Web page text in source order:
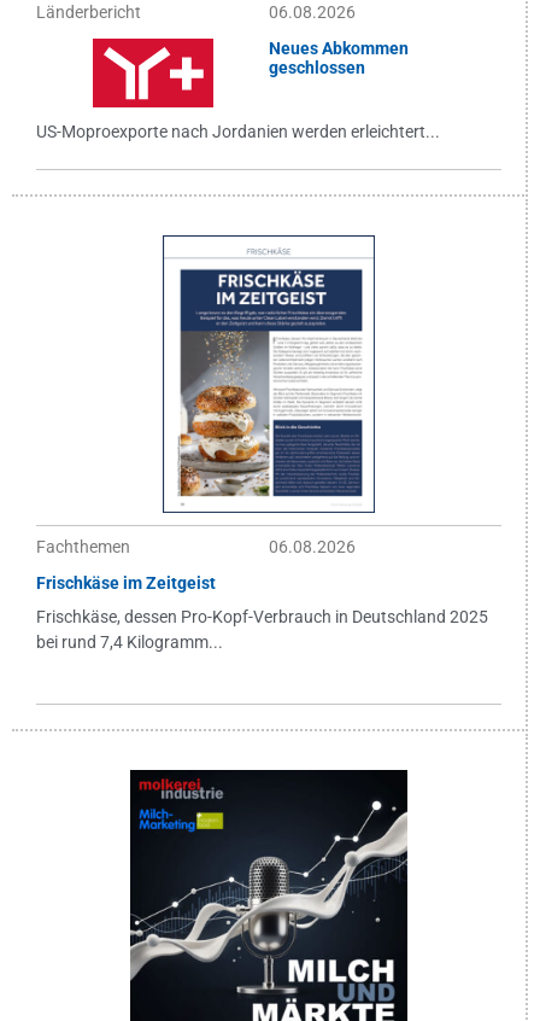
Länderbericht
06.08.2026
Neues Abkommen
geschlossen
US-Moproexporte nach Jordanien werden erleichtert...
Fachthemen
06.08.2026
Frischkäse im Zeitgeist
Frischkäse, dessen Pro-Kopf-Verbrauch in Deutschland 2025
bei rund 7,4 Kilogramm...